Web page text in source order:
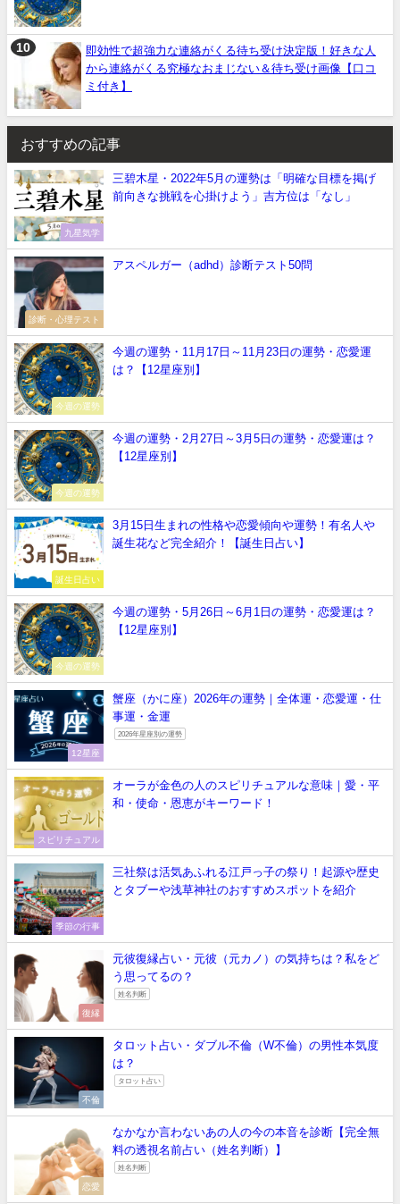
即効性で超強力な連絡がくる待ち受け決定版！好きな人
から連絡がくる究極なおまじない＆待ち受け画像【口コ
ミ付き】
おすすめの記事
九星気学
三碧木星・2022年5月の運勢は「明確な目標を掲げ
前向きな挑戦を心掛けよう」吉方位は「なし」
診断・心理テスト
アスペルガー（adhd）診断テスト50問
今週の運勢
今週の運勢・11月17日～11月23日の運勢・恋愛運
は？【12星座別】
今週の運勢
今週の運勢・2月27日～3月5日の運勢・恋愛運は？
【12星座別】
誕生日占い
3月15日生まれの性格や恋愛傾向や運勢！有名人や
誕生花など完全紹介！【誕生日占い】
今週の運勢
今週の運勢・5月26日～6月1日の運勢・恋愛運は？
【12星座別】
12星座
蟹座（かに座）2026年の運勢｜全体運・恋愛運・仕
事運・金運
2026年星座別の運勢
スピリチュアル
オーラが金色の人のスピリチュアルな意味｜愛・平
和・使命・恩恵がキーワード！
季節の行事
三社祭は活気あふれる江戸っ子の祭り！起源や歴史
とタブーや浅草神社のおすすめスポットを紹介
復縁
元彼復縁占い・元彼（元カノ）の気持ちは？私をど
う思ってるの？
姓名判断
不倫
タロット占い・ダブル不倫（W不倫）の男性本気度
は？
タロット占い
恋愛
なかなか言わないあの人の今の本音を診断【完全無
料の透視名前占い（姓名判断）】
姓名判断